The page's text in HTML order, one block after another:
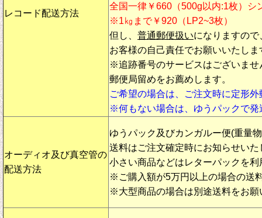
レコード配送方法
全国一律￥660（500g以内:1枚）シ
※1㎏まで￥920（LP2~3枚）
但し、 普通郵便扱いになりますの
お客様の自己責任でお願いいたしま
※追跡番号のサービスはございませ
郵便局留めをお薦めします。
ご希望の場合は、ご注文時に定形
※何もない場合は、ゆうパックで発
オーディオ及び真空管の
配送方法
ゆうパック及びカンガルー便(重量
送料はご注文確定時にお知らせいた
小さい商品などはレターパックを利
※ご購入額が5万円以上の場合の送
※大型商品の場合は別途送料をお願